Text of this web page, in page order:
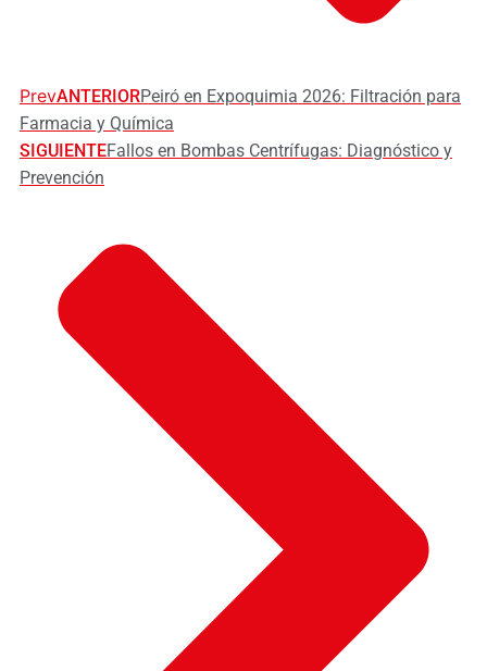
PrevANTERIORPeiró en Expoquimia 2026: Filtración para
Farmacia y Química
SIGUIENTEFallos en Bombas Centrífugas: Diagnóstico y
Prevención